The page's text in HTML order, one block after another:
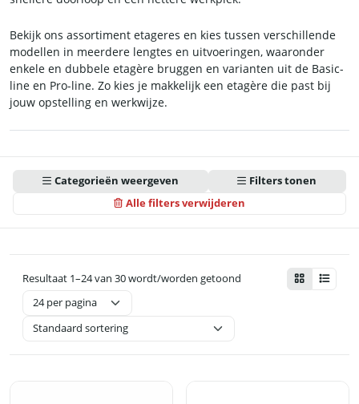
Bekijk ons assortiment etageres en kies tussen verschillende
modellen in meerdere lengtes en uitvoeringen, waaronder
enkele en dubbele etagère bruggen en varianten uit de Basic-
line en Pro-line. Zo kies je makkelijk een etagère die past bij
jouw opstelling en werkwijze.
Categorieën weergeven
Alle filters verwijderen
Filters tonen
Resultaat 1–24 van 30 wordt/worden getoond